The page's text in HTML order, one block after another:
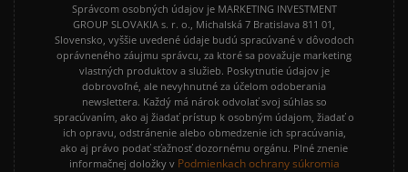
Správcom osobných údajov je MARKETING INVESTMENT
GROUP SLOVAKIA s. r. o., Michalská 7 Bratislava 811 01,
Slovensko, vyššie uvedené údaje budú spracúvané v dôvodoch
oprávneného záujmu správcu, za ktoré sa považuje marketing
vlastných produktov a služieb. Poskytnutie údajov je
dobrovoľné, ale nevyhnutné za účelom odoberania
newslettera. Každý má nárok odvolať svoj súhlas so
spracúvaním, ako aj žiadať prístup k osobným údajom, žiadať o
ich opravu, odstránenie alebo obmedzenie ich spracúvania,
ako aj právo podať sťažnosť dozornému orgánu. Plné znenie
informačnej doložky v Podmienkach ochrany súkromia